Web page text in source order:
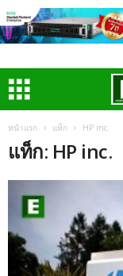
หน้าแรก แท็ก HP inc.
แท็ก: HP inc.